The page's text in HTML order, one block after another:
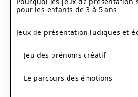
pour les enfants de 3 à 5 ans
Jeux de présentation ludiques et
Jeu des prénoms créatif
Le parcours des émotions